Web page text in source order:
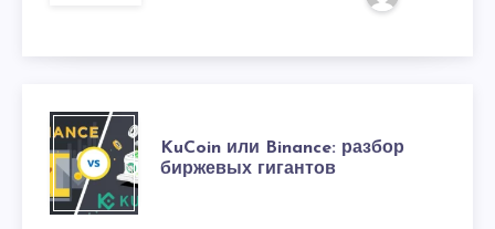
KuCoin или Binance: разбор
биржевых гигантов